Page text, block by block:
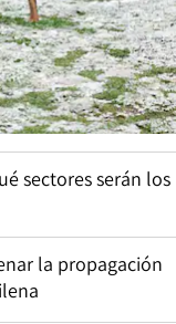
sectores serán los
la propagación